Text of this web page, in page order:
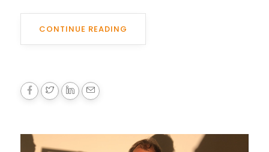
CONTINUE READING